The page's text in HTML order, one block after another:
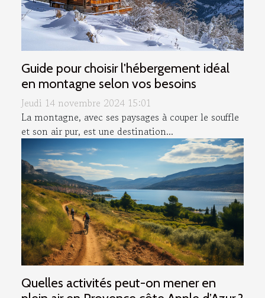
Guide pour choisir l'hébergement idéal
en montagne selon vos besoins
Jeudi 14 novembre 2024 15:01
La montagne, avec ses paysages à couper le souffle
et son air pur, est une destination...
Quelles activités peut-on mener en